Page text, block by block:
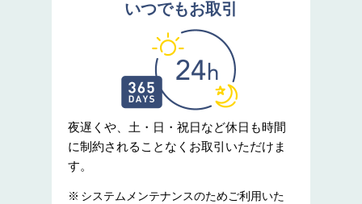
いつでもお取引
夜遅くや、土・日・祝日など休日も時間
に制約されることなくお取引いただけま
す。
システムメンテナンスのためご利用いた